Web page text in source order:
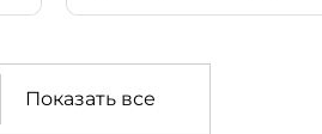
Показать все